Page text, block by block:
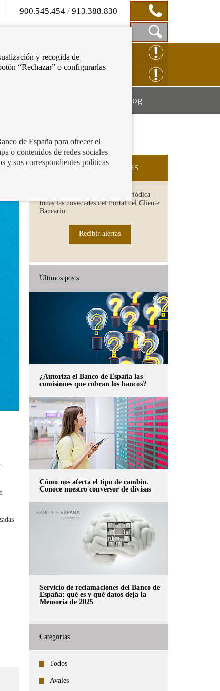
900.545.454 /913.388.830
Mostrar
Caja
de
Búsqueda
ONLINE
BlogMostrar
SUSCRIPCIÓN A NOVEDADES
Recibe en tu email de forma periódica
todas las novedades del Portal del Cliente
Bancario.
Recibir alertas
Últimos posts
¿Autoriza el Banco de España las
comisiones que cobran los bancos?
Cómo nos afecta el tipo de cambio.
Conoce nuestro conversor de divisas
Servicio de reclamaciones del Banco de
España: qué es y qué datos deja la
Memoria de 2025
Categorías
Todos
Avales
y recogida de
“Rechazar” o configurarlas
de España para ofrecer el
o contenidos de redes sociales
y sus correspondientes políticas